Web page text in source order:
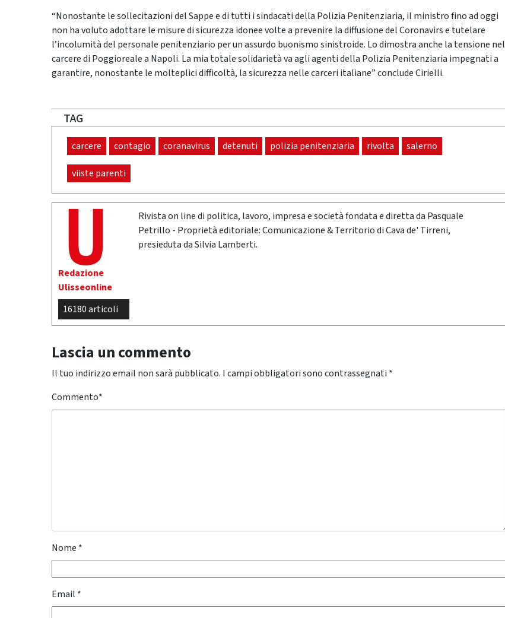
“Nonostante le sollecitazioni del Sappe e di tutti i sindacati della Polizia Penitenziaria, il ministro fino ad oggi
non ha voluto adottare le misure di sicurezza idonee volte a prevenire la diffusione del Coronavirs e tutelare
l’incolumità del personale penitenziario per un assurdo buonismo sinistroide. Lo dimostra anche la tensione nel
carcere di Poggioreale a Napoli. La mia totale solidarietà va agli agenti della Polizia Penitenziaria impegnati a
garantire, nonostante le molteplici difficoltà, la sicurezza nelle carceri italiane” conclude Cirielli.
TAG
carcere contagio coranavirus detenuti polizia penitenziaria rivolta salerno
viiste parenti
Redazione
Ulisseonline
16180 articoli
Rivista on line di politica, lavoro, impresa e società fondata e diretta da Pasquale
Petrillo - Proprietà editoriale: Comunicazione & Territorio di Cava de' Tirreni,
presieduta da Silvia Lamberti.
Lascia un commento
Il tuo indirizzo email non sarà pubblicato. I campi obbligatori sono contrassegnati *
Commento*
Nome *
Email *